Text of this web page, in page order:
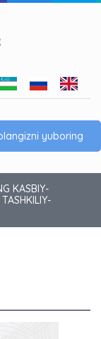
yuboring
KASBIY-